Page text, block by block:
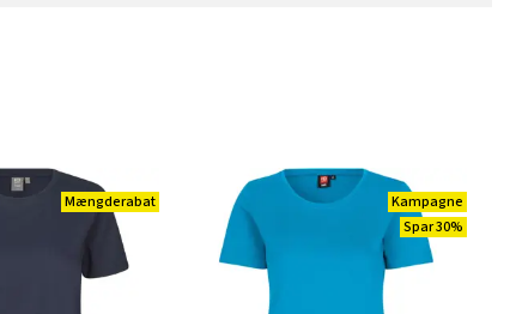
Mængderabat
Kampagne
Spar 30%